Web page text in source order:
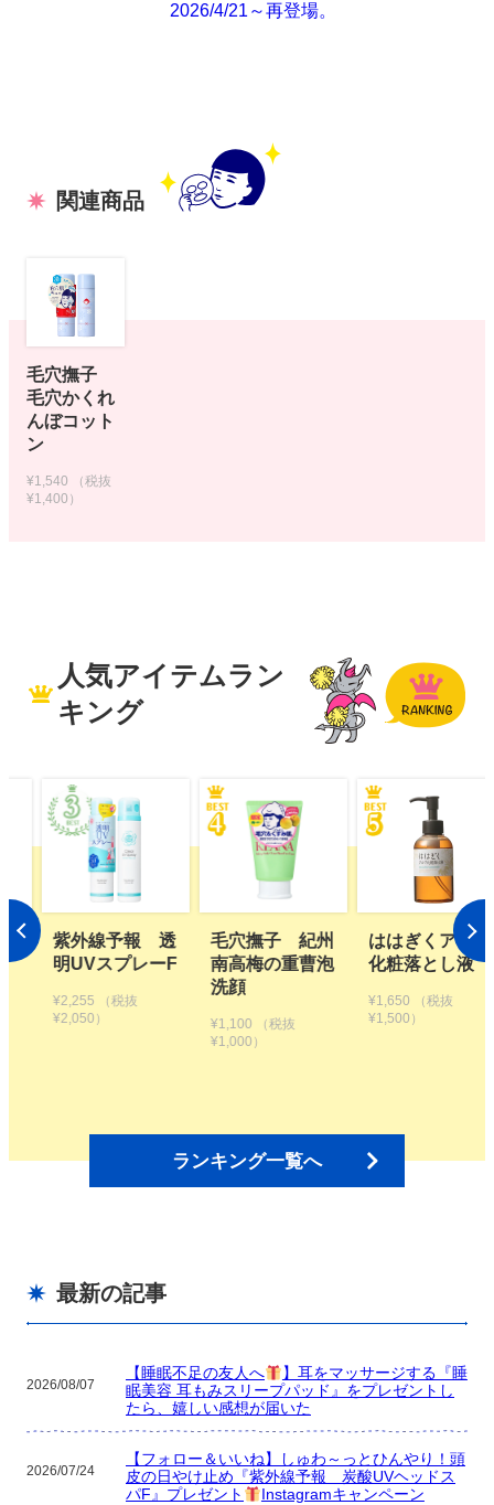
2026/4/21～再登場。
関連商品
毛穴撫子
毛穴かくれ
んぼコット
ン
¥1,540
（税抜
¥1,400）
人気アイテムラン
キング
F
毛穴撫子 紀州
南高梅の重曹泡
¥1,100 （税抜
ははぎくアロマ
化粧落とし液
¥1,650
¥1,500）
植物生まれのオ
レンジ地肌シャ
え用【2個セッ
ランキング一覧へ
最新の記事
2026/08/07
【睡眠不足の友人へ
】耳をマッサージする『睡
眠美容 耳もみスリープパッド』をプレゼントし
たら、嬉しい感想が届いた
2026/07/24
【フォロー＆いいね】しゅわ～っとひんやり！頭
皮の日やけ止め『紫外線予報 炭酸UVヘッドス
パF』プレゼント
Instagramキャンペーン